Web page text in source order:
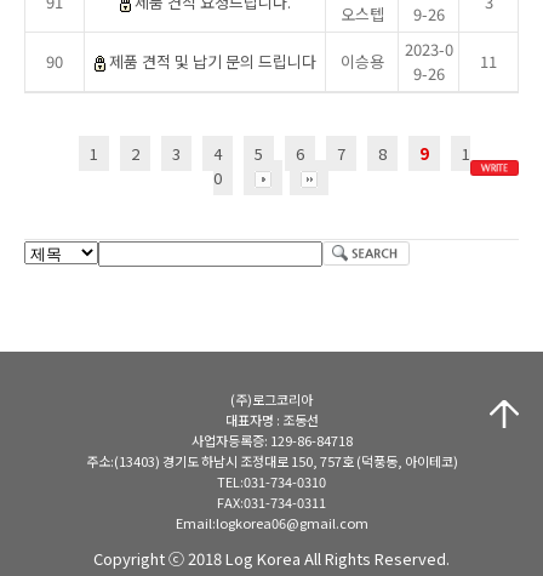
오스텝
9-26
90 제품 견적 및 납기 문의 드립니다 이승용
2023-0
9-26
11
1 2 3 4 5 6 7 8 9
1
0
(주)로그코리아
대표자명 : 조동선
사업자등록증: 129-86-84718
주소:(13403) 경기도 하남시 조정대로 150, 757호 (덕풍동, 아이테코)
TEL:031-734-0310
FAX:031-734-0311
Email:logkorea06@gmail.com
Copyright ⓒ 2018 Log Korea All Rights Reserved.